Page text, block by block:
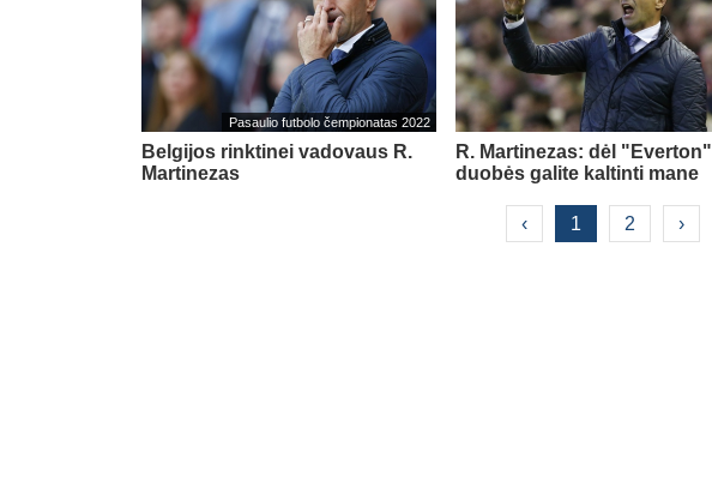
Pasaulio futbolo čempionatas 2022
Belgijos rinktinei vadovaus R.
Martinezas
R. Martinezas: dėl "Everton"
duobės galite kaltinti mane
‹ 1 2 ›